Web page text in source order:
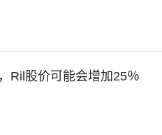
Ril股价可能会增加25％